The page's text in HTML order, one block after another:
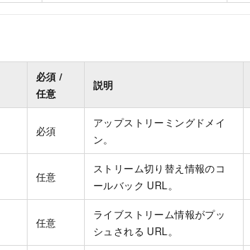
必須 /
任意
説明
必須
アップストリーミングドメイ
ン。
任意
ストリーム切り替え情報のコ
ールバック URL。
任意
ライブストリーム情報がプッ
シュされる URL。